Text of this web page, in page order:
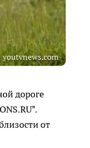
дороге
от